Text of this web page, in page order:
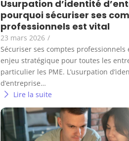
Usurpation d’identité
pourquoi sécuriser ses
professionnels est vital
23 mars 2026 /
Sécuriser ses comptes professionnels
enjeu stratégique pour toutes les
particulier les PME. L’usurpation
d’entreprise…
Lire la suite